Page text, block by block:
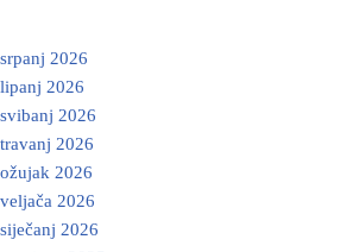
srpanj 2026
lipanj 2026
svibanj 2026
travanj 2026
ožujak 2026
veljača 2026
siječanj 2026